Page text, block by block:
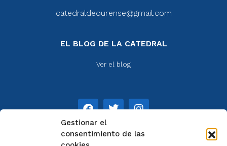
Gestionar el
consentimiento de las
catedraldeourense@gmail.com
EL BLOG DE LA CATEDRAL
Ver el blog